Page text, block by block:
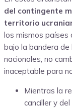
del contingente
territorio
los mismos países
bajo la bandera de
nacionales, no
inaceptable para
Mientras la
canciller y